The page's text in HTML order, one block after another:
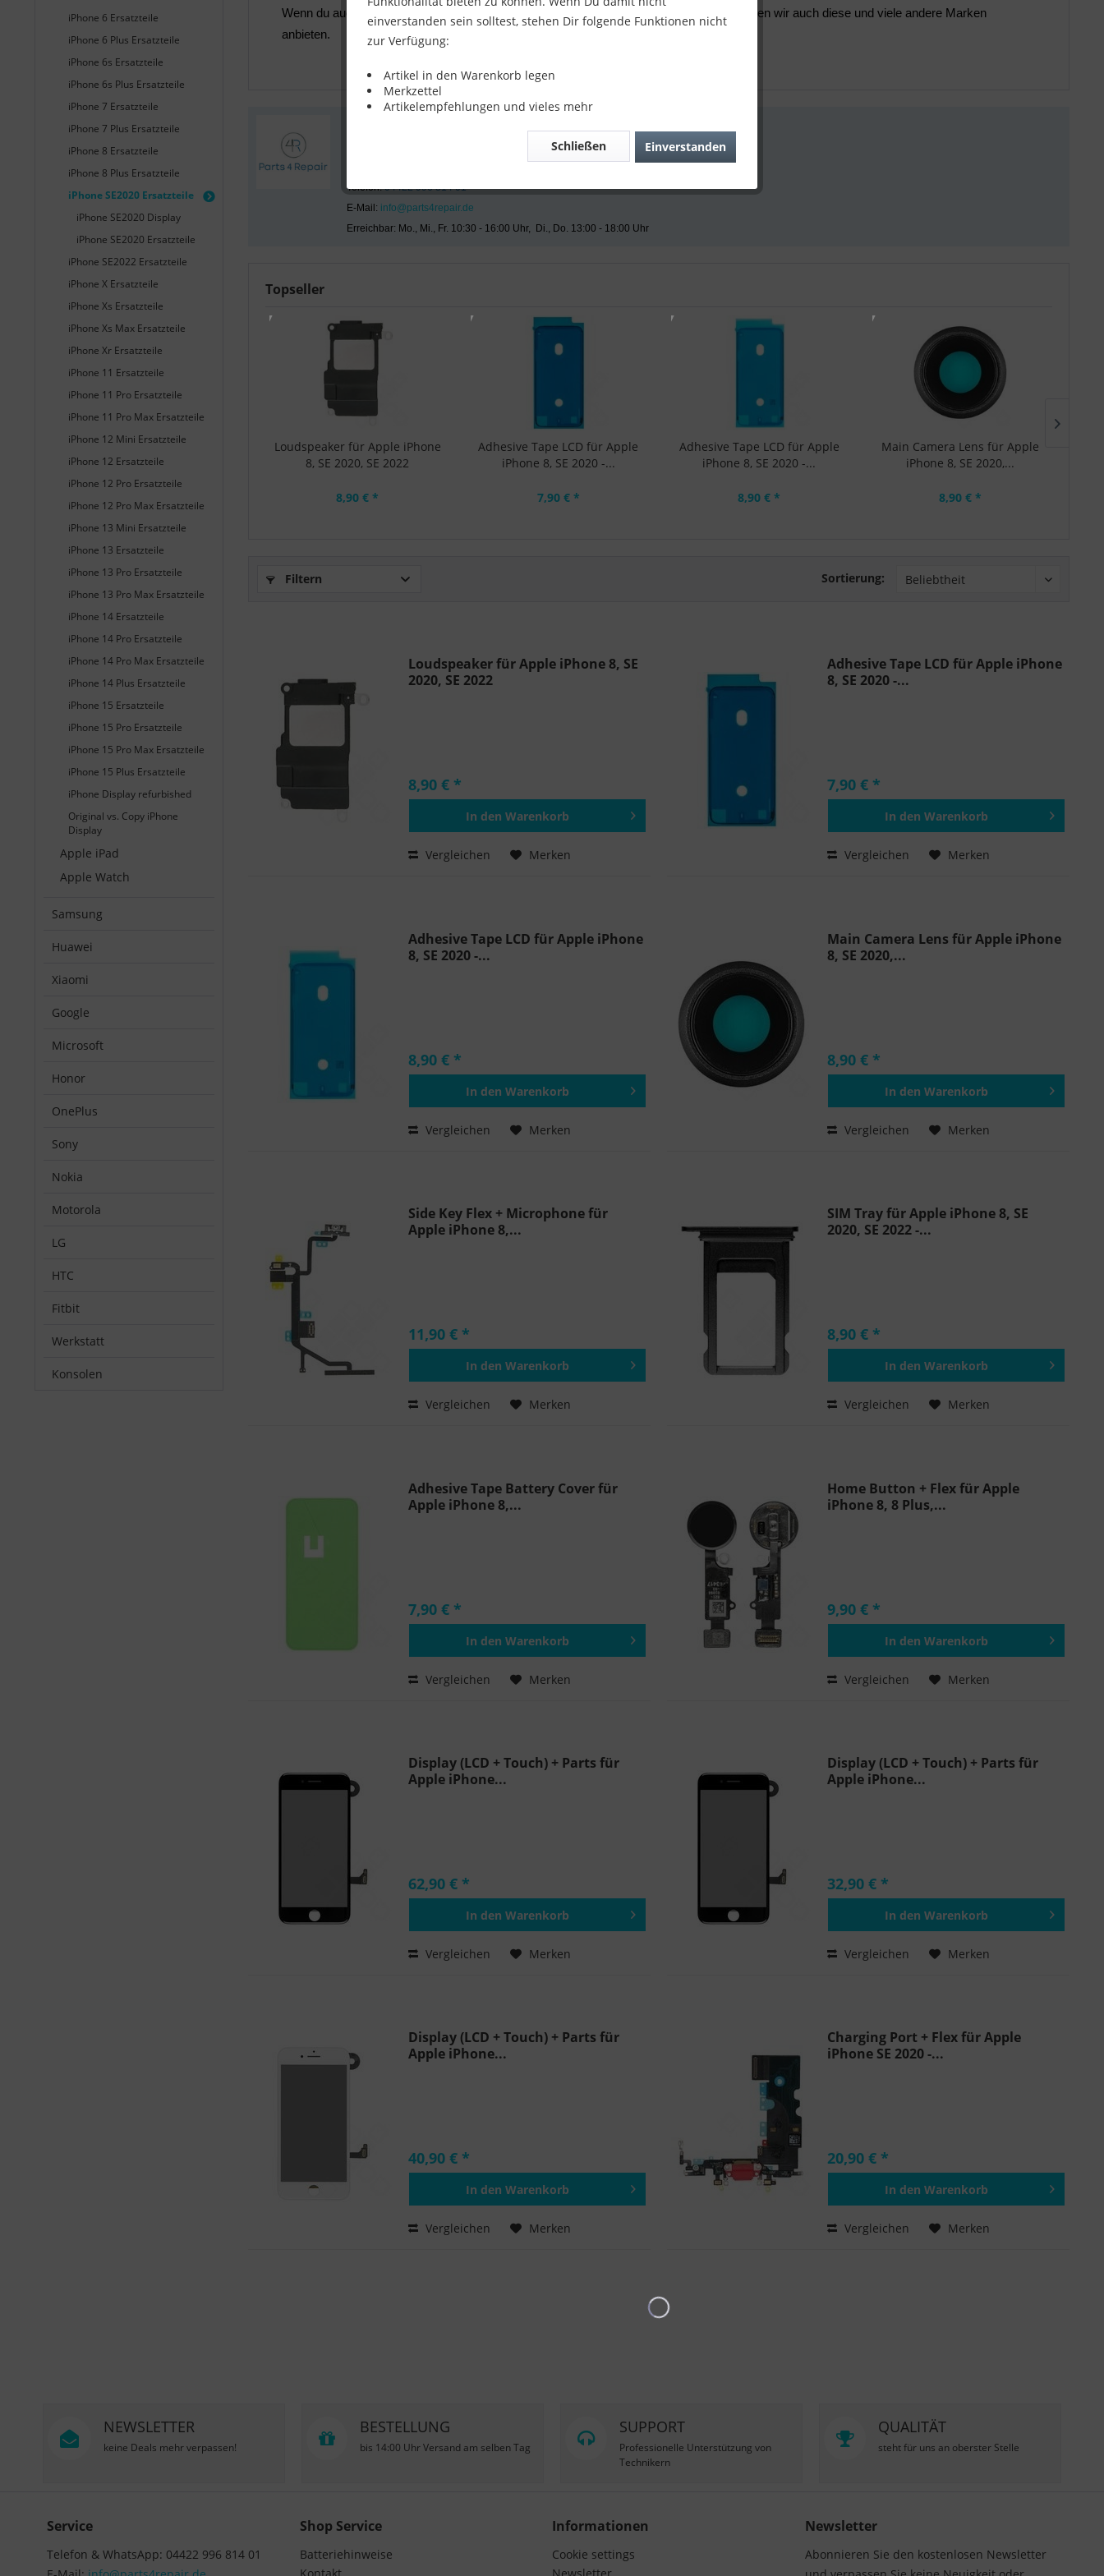
iPhone 6 Ersatzteile
iPhone 6 Plus Ersatzteile
iPhone 6s Ersatzteile
iPhone 6s Plus Ersatzteile
iPhone 7 Ersatzteile
iPhone 7 Plus Ersatzteile
iPhone 8 Ersatzteile
iPhone 8 Plus Ersatzteile
iPhone SE2020 Ersatzteile
iPhone SE2020 Display
iPhone SE2020 Ersatzteile
iPhone SE2022 Ersatzteile
iPhone X Ersatzteile
iPhone Xs Ersatzteile
iPhone Xs Max Ersatzteile
iPhone Xr Ersatzteile
iPhone 11 Ersatzteile
iPhone 11 Pro Ersatzteile
iPhone 11 Pro Max Ersatzteile
iPhone 12 Mini Ersatzteile
iPhone 12 Ersatzteile
iPhone 12 Pro Ersatzteile
iPhone 12 Pro Max Ersatzteile
iPhone 13 Mini Ersatzteile
iPhone 13 Ersatzteile
iPhone 13 Pro Ersatzteile
iPhone 13 Pro Max Ersatzteile
iPhone 14 Ersatzteile
iPhone 14 Pro Ersatzteile
iPhone 14 Pro Max Ersatzteile
iPhone 14 Plus Ersatzteile
iPhone 15 Ersatzteile
iPhone 15 Pro Ersatzteile
iPhone 15 Pro Max Ersatzteile
iPhone 15 Plus Ersatzteile
iPhone Display refurbished
Original vs. Copy iPhone
Display
Apple iPad
Apple Watch
Samsung
Huawei
Xiaomi
Google
Microsoft
Honor
OnePlus
Sony
Nokia
Motorola
LG
HTC
Fitbit
Werkstatt
Konsolen
Wenn du auch auf der Suche nach Ersatzteilen für
bist, können wir auch diese und viele andere Marken
anbieten.
Telefon:04422 996 814 01
E-Mail: info@parts4repair.de
Erreichbar: Mo., Mi., Fr. 10:30 - 16:00 Uhr, Di., Do. 13:00 - 18:00 Uhr
Topseller
Loudspeaker für Apple iPhone
8, SE 2020, SE 2022
8,90 € *
Adhesive Tape LCD für Apple
iPhone 8, SE 2020 -...
7,90 € *
Adhesive Tape LCD für Apple
iPhone 8, SE 2020 -...
8,90 € *
Main Camera Lens für Apple
iPhone 8, SE 2020,...
8,90 € *
Filtern Sortierung:
Loudspeaker für Apple iPhone 8, SE
2020, SE 2022
8,90 € *
In den Warenkorb
Hinzugefügt
Vergleichen Merken
Adhesive Tape LCD für Apple iPhone
8, SE 2020 -...
7,90 € *
In den Warenkorb
Hinzugefügt
Vergleichen Merken
Adhesive Tape LCD für Apple iPhone
8, SE 2020 -...
8,90 € *
In den Warenkorb
Hinzugefügt
Vergleichen Merken
Main Camera Lens für Apple iPhone
8, SE 2020,...
8,90 € *
In den Warenkorb
Hinzugefügt
Vergleichen Merken
Side Key Flex + Microphone für
Apple iPhone 8,...
11,90 € *
In den Warenkorb
Hinzugefügt
Vergleichen Merken
SIM Tray für Apple iPhone 8, SE
2020, SE 2022 -...
8,90 € *
In den Warenkorb
Hinzugefügt
Vergleichen Merken
Adhesive Tape Battery Cover für
Apple iPhone 8,...
7,90 € *
In den Warenkorb
Hinzugefügt
Vergleichen Merken
Home Button + Flex für Apple
iPhone 8, 8 Plus,...
9,90 € *
In den Warenkorb
Hinzugefügt
Vergleichen Merken
Display (LCD + Touch) + Parts für
Apple iPhone...
62,90 € *
In den Warenkorb
Hinzugefügt
Vergleichen Merken
Display (LCD + Touch) + Parts für
Apple iPhone...
32,90 € *
In den Warenkorb
Hinzugefügt
Vergleichen Merken
Display (LCD + Touch) + Parts für
Apple iPhone...
40,90 € *
In den Warenkorb
Hinzugefügt
Vergleichen Merken
Charging Port + Flex für Apple
iPhone SE 2020 -...
20,90 € *
In den Warenkorb
Hinzugefügt
Vergleichen Merken
NEWSLETTER
keine Deals mehr verpassen!
BESTELLUNG
bis 14:00 Uhr Versand am selben Tag
SUPPORT
Professionelle Unterstützung von
Technikern
QUALITÄT
steht für uns an oberster Stelle
Service
Telefon & WhatsApp: 04422 996 814 01
Shop Service
Batteriehinweise
Informationen
Cookie settings
Newsletter
Abonnieren Sie den kostenlosen Newsletter
einverstanden sein solltest, stehen Dir folgende Funktionen nicht
zur Verfügung:
Artikel in den Warenkorb legen
Merkzettel
Artikelempfehlungen und vieles mehr
Einverstanden
Schließen